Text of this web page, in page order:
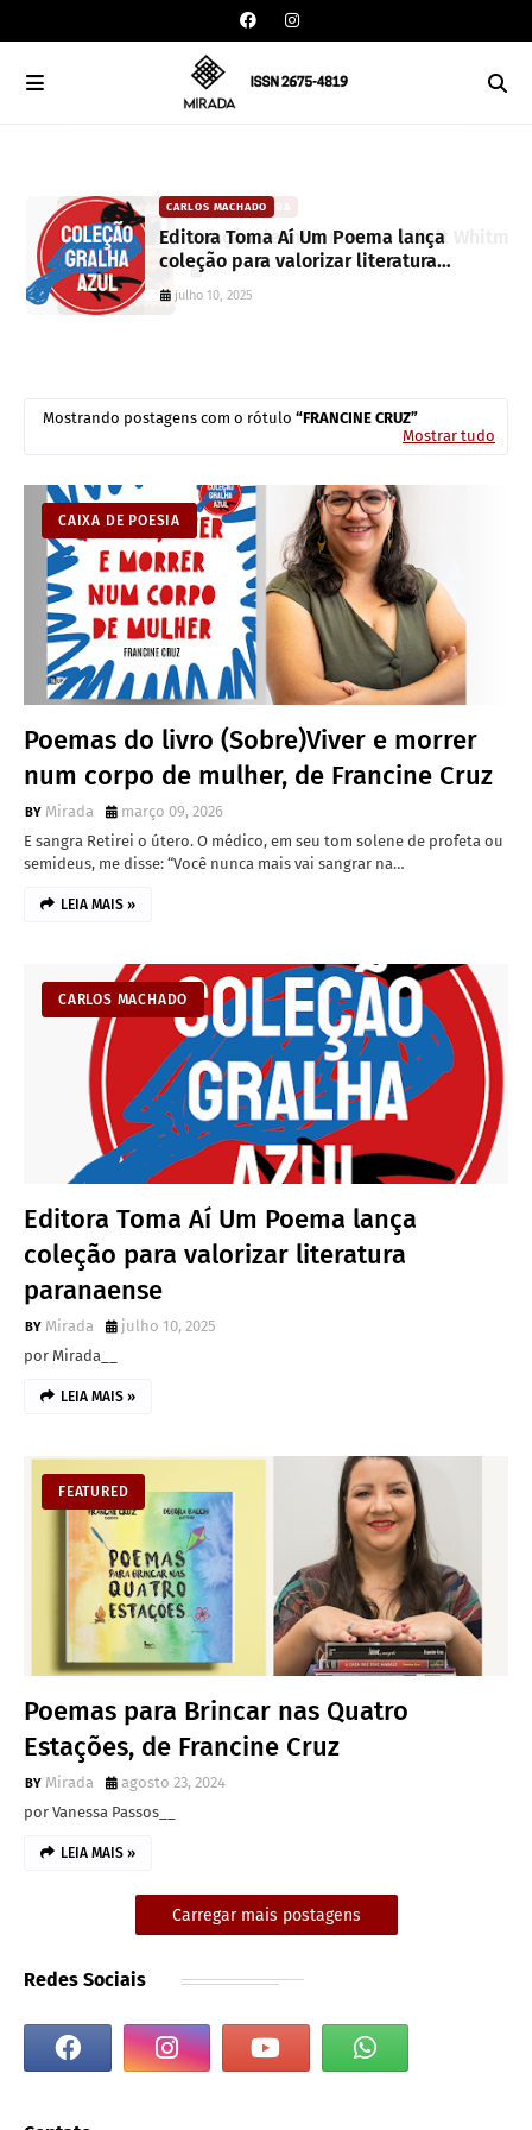
CAIXA DE POESIA
Canção de mim mesmo | Walt Whitman
junho 10, 2022
CARLOS MACHADO
Editora Toma Aí Um Poema lança
coleção para valorizar literatura
paranaense
julho 10, 2025
Mostrando postagens com o rótulo
FRANCINE CRUZ
Mostrar tudo
CAIXA DE POESIA
Poemas do livro (Sobre)Viver e morrer
num corpo de mulher, de Francine Cruz
Mirada
março 09, 2026
E sangra Retirei o útero. O médico, em seu tom solene de profeta ou
semideus, me disse: “Você nunca mais vai sangrar na…
LEIA MAIS »
CARLOS MACHADO
Editora Toma Aí Um Poema lança
coleção para valorizar literatura
paranaense
Mirada
julho 10, 2025
por Mirada__
LEIA MAIS »
FEATURED
Poemas para Brincar nas Quatro
Estações, de Francine Cruz
Mirada
agosto 23, 2024
por Vanessa Passos__
LEIA MAIS »
Carregar mais postagens
Redes Sociais